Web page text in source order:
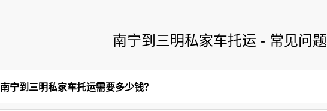
南宁到三明私家车托运 - 常见问题
南宁到三明私家车托运需要多少钱？